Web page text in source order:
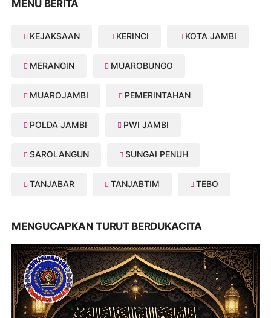
MENU BERITA
KEJAKSAAN KERINCI KOTA JAMBI
MERANGIN MUAROBUNGO
MUAROJAMBI PEMERINTAHAN
POLDA JAMBI PWI JAMBI
SAROLANGUN SUNGAI PENUH
TANJABAR TANJABTIM TEBO
MENGUCAPKAN TURUT BERDUKACITA